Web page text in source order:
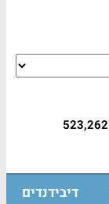
523,262
דיבידנדים